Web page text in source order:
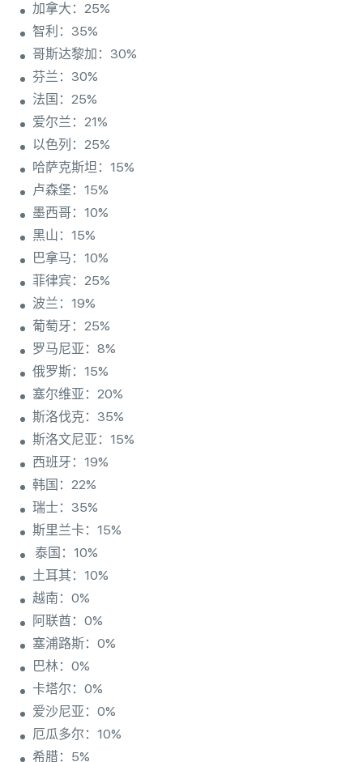
加拿大：25%
智利：35%
哥斯达黎加：30%
芬兰：30%
法国：25%
爱尔兰：21%
以色列：25%
哈萨克斯坦：15%
卢森堡：15%
墨西哥：10%
黑山：15%
巴拿马：10%
菲律宾：25%
波兰：19%
葡萄牙：25%
罗马尼亚：8%
俄罗斯：15%
塞尔维亚：20%
斯洛伐克：35%
斯洛文尼亚：15%
西班牙：19%
韩国：22%
瑞士：35%
斯里兰卡：15%
泰国：10%
土耳其：10%
越南：0%
阿联酋：0%
塞浦路斯：0%
巴林：0%
卡塔尔：0%
爱沙尼亚：0%
厄瓜多尔：10%
希腊：5%